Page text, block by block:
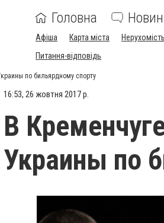
Головна
Афіша Карта міста Нерухомість
Питання-відповідь
по бильярдному спорту
16:53, 26 жовтня 2017 р.
В
Украины по